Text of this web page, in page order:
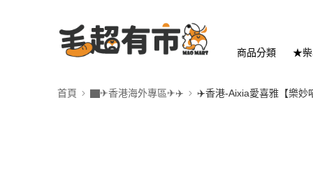
商品分類 ★柴
首頁 ▇✈香港海外專區✈✈️ ✈️香港-Aixia愛喜雅【樂妙